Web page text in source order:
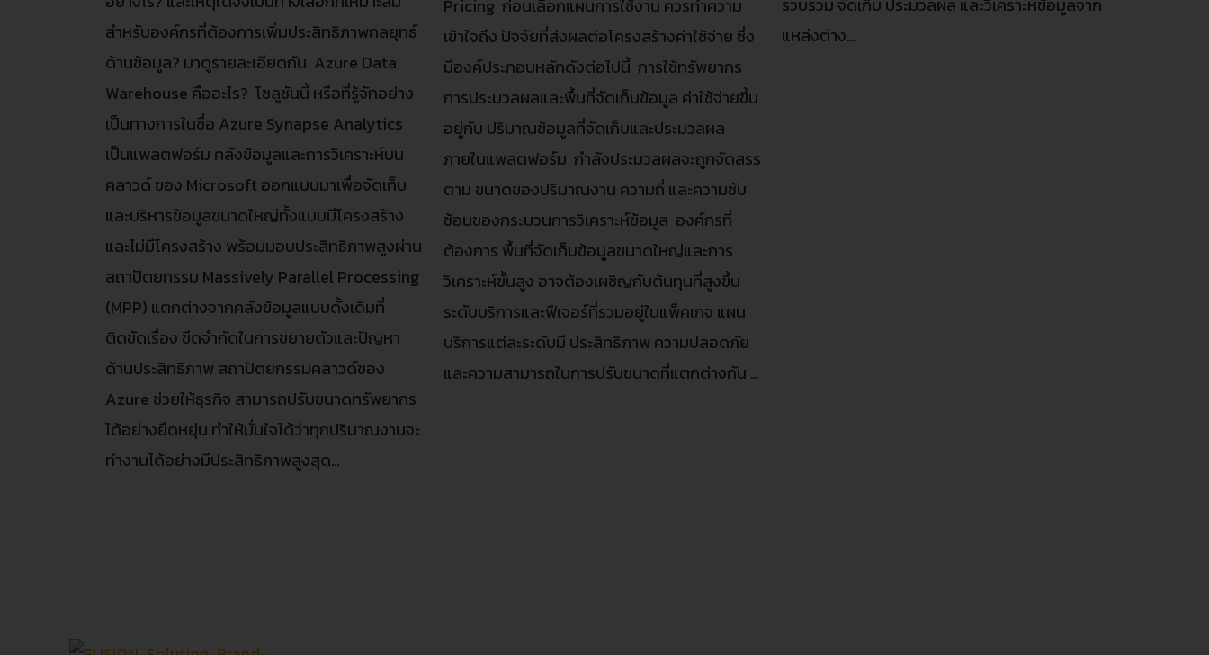
รวบรวม จัดเก็บ ประมวลผล และวิเคราะห์ข้อมูลจาก
แหล่งต่าง…
Pricing ก่อนเลือกแผนการใช้งาน ควรทำความ
เข้าใจถึง ปัจจัยที่ส่งผลต่อโครงสร้างค่าใช้จ่าย ซึ่ง
มีองค์ประกอบหลักดังต่อไปนี้ การใช้ทรัพยากร
การประมวลผลและพื้นที่จัดเก็บข้อมูล ค่าใช้จ่ายขึ้น
อยู่กับ ปริมาณข้อมูลที่จัดเก็บและประมวลผล
ภายในแพลตฟอร์ม กำลังประมวลผลจะถูกจัดสรร
ตาม ขนาดของปริมาณงาน ความถี่ และความซับ
ซ้อนของกระบวนการวิเคราะห์ข้อมูล องค์กรที่
ต้องการ พื้นที่จัดเก็บข้อมูลขนาดใหญ่และการ
วิเคราะห์ขั้นสูง อาจต้องเผชิญกับต้นทุนที่สูงขึ้น
ระดับบริการและฟีเจอร์ที่รวมอยู่ในแพ็คเกจ แผน
บริการแต่ละระดับมี ประสิทธิภาพ ความปลอดภัย
และความสามารถในการปรับขนาดที่แตกต่างกัน …
สำหรับองค์กรที่ต้องการเพิ่มประสิทธิภาพกลยุทธ์
ด้านข้อมูล? มาดูรายละเอียดกัน Azure Data
Warehouse คืออะไร? โซลูชันนี้ หรือที่รู้จักอย่าง
เป็นทางการในชื่อ Azure Synapse Analytics
เป็นแพลตฟอร์ม คลังข้อมูลและการวิเคราะห์บน
คลาวด์ ของ Microsoft ออกแบบมาเพื่อจัดเก็บ
และบริหารข้อมูลขนาดใหญ่ทั้งแบบมีโครงสร้าง
และไม่มีโครงสร้าง พร้อมมอบประสิทธิภาพสูงผ่าน
สถาปัตยกรรม Massively Parallel Processing
(MPP) แตกต่างจากคลังข้อมูลแบบดั้งเดิมที่
ติดขัดเรื่อง ขีดจำกัดในการขยายตัวและปัญหา
ด้านประสิทธิภาพ สถาปัตยกรรมคลาวด์ของ
Azure ช่วยให้ธุรกิจ สามารถปรับขนาดทรัพยากร
ได้อย่างยืดหยุ่น ทำให้มั่นใจได้ว่าทุกปริมาณงานจะ
ทำงานได้อย่างมีประสิทธิภาพสูงสุด…